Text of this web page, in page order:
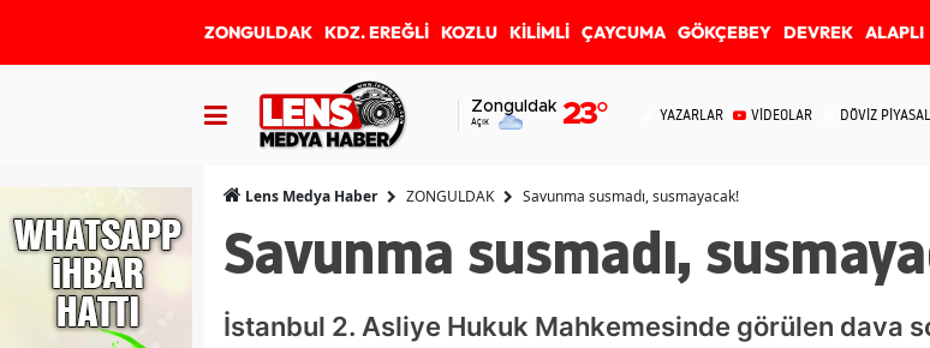
ZONGULDAK KDZ. EREĞLİ KOZLU KİLİMLİ ÇAYCUMA GÖKÇEBEY DEVREK ALAPLI
Zonguldak
Açık 23° YAZARLAR VİDEOLAR DÖVİZ
Lens Medya Haber ZONGULDAK Savunma susmadı, susmayacak!
Savunma susmadı,
İstanbul 2. Asliye Hukuk Mahkemesinde görülen dava